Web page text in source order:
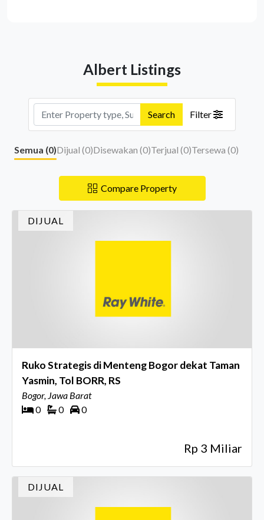
Albert Listings
Search Filter
Semua (0)Dijual (0)Disewakan (0)Terjual (0)Tersewa (0)
Compare Property
DIJUAL
Ruko Strategis di Menteng Bogor dekat Taman
Yasmin, Tol BORR, RS
Bogor, Jawa Barat
0
0 0
Rp 3 Miliar
DIJUAL